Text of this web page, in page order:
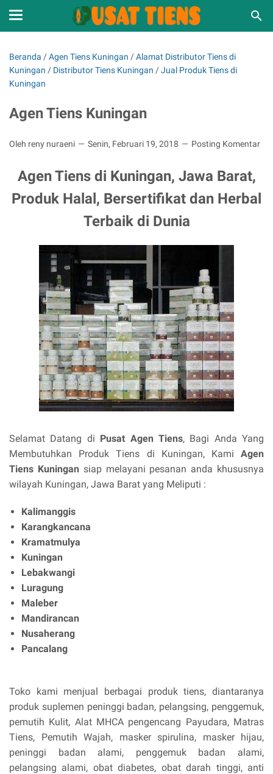
Beranda /Agen Tiens Kuningan /Alamat Distributor Tiens di
Kuningan / Distributor Tiens Kuningan /Jual Produk Tiens di
Kuningan
Agen Tiens Kuningan
Oleh reny nuraeni Senin, Februari 19, 2018 Posting Komentar
Agen Tiens di Kuningan, Jawa Barat,
Produk Halal, Bersertifikat dan Herbal
Terbaik di Dunia
Selamat Datang di Pusat Agen Tiens, Bagi Anda Yang
Membutuhkan Produk Tiens di Kuningan, Kami Agen
Tiens Kuningan siap melayani pesanan anda khususnya
wilayah Kuningan, Jawa Barat yang Meliputi :
Kalimanggis
Karangkancana
Kramatmulya
Kuningan
Lebakwangi
Luragung
Maleber
Mandirancan
Nusaherang
Pancalang
Toko kami menjual berbagai produk tiens, diantaranya
produk suplemen peninggi badan, pelangsing, penggemuk,
pemutih Kulit, Alat MHCA pengencang Payudara, Matras
Tiens, Pemutih Wajah, masker spirulina, masker hijau,
peninggi badan alami, penggemuk badan alami,
pelangsing alami, obat diabetes, obat darah tinggi, anti